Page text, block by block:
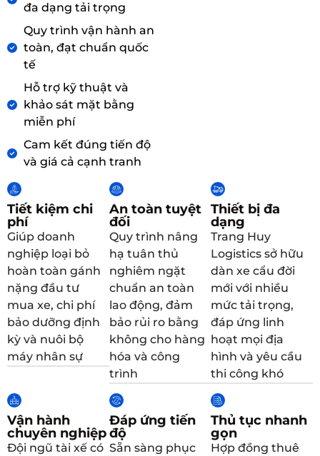
đa dạng tải trọng
Quy trình vận hành an
toàn, đạt chuẩn quốc
tế
Hỗ trợ kỹ thuật và
khảo sát mặt bằng
miễn phí
Cam kết đúng tiến độ
và giá cả cạnh tranh
Tiết kiệm chi
phí
Giúp doanh
nghiệp loại bỏ
hoàn toàn gánh
nặng đầu tư
mua xe, chi phí
bảo dưỡng định
kỳ và nuôi bộ
máy nhân sự
An toàn tuyệt
đối
Quy trình nâng
hạ tuân thủ
nghiêm ngặt
chuẩn an toàn
lao động, đảm
bảo rủi ro bằng
không cho hàng
hóa và công
trình
Thiết bị đa
dạng
Trang Huy
Logistics sở hữu
dàn xe cẩu đời
mới với nhiều
mức tải trọng,
đáp ứng linh
hoạt mọi địa
hình và yêu cầu
thi công khó
Vận hành
chuyên nghiệp
Đội ngũ tài xế có
Đáp ứng tiến
độ
Sẵn sàng phục
Thủ tục nhanh
gọn
Hợp đồng thuê